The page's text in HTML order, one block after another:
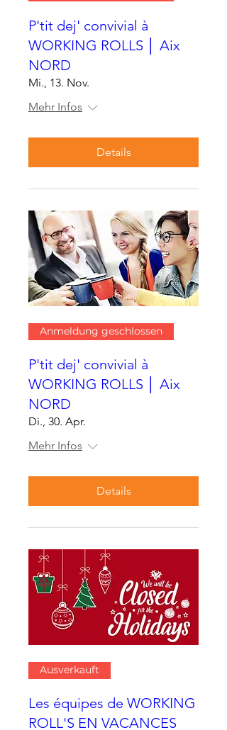
P'tit dej' convivial à
WORKING ROLLS │ Aix
NORD
Mi., 13. Nov.
Mehr Infos
Details
Anmeldung geschlossen
P'tit dej' convivial à
WORKING ROLLS │ Aix
NORD
Di., 30. Apr.
Mehr Infos
Details
Ausverkauft
Les équipes de WORKING
ROLL'S EN VACANCES